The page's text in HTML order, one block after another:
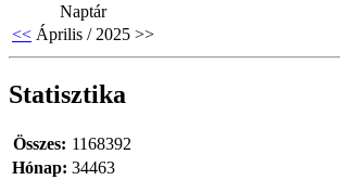
Naptár
<< Április / 2025 >>
Statisztika
Összes: 1168392
Hónap: 34463